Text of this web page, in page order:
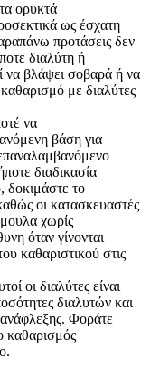
ορυκτά
ως έσχατη
προτάσεις δεν
διαλύτη ή
να βλάψει σοβαρά ή να
με διαλύτες
να
βάση για
διαδικασία
δοκιμάστε το
οι κατασκευαστές
χωρίς
όταν γίνονται
καθαριστικού στις
οι διαλύτες είναι
διαλυτών και
Φοράτε
καθαρισμός